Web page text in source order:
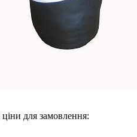
для замовлення: